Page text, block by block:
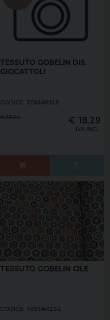
TESSUTO GOBELIN DIS.
GIOCATTOLI
CODICE: TESSAR123
€ 18,29
IVA INCL.
TESSUTO GOBELIN CILE
CODICE: TESSAR262